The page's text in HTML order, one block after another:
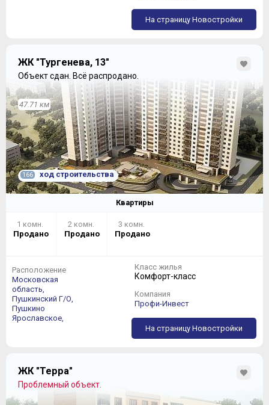
На страницу Новостройки
ЖК "Тургенева, 13"
Объект сдан. Всё распродано.
47.71 км
166 ход строительства
Квартиры
1 комн.
Продано
2 комн.
Продано
3 комн.
Продано
Расположение
Московская
область,
Пушкинский Г/О,
Пушкино
Ярославское,
Класс жилья
Комфорт-класс
Компания
Профи-Инвест
На страницу Новостройки
ЖК "Терра"
Проблемный объект.